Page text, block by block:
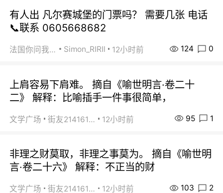
有人出 凡尔赛城堡的门票吗？ 需要几张 电话
📞联系 0605668682
法国你问我答 Simon_RIRIl 12小时前 124 0
上肩容易下肩难。 摘自《喻世明言·卷二十
二》 解释：比喻插手一件事很简单，
文学广场 街友21416156 12小时前 95 1
非理之财莫取，非理之事莫为。 摘自《喻世明
言·卷二十六》 解释：不正当的财
文学广场 街友21416156 12小时前 103 2